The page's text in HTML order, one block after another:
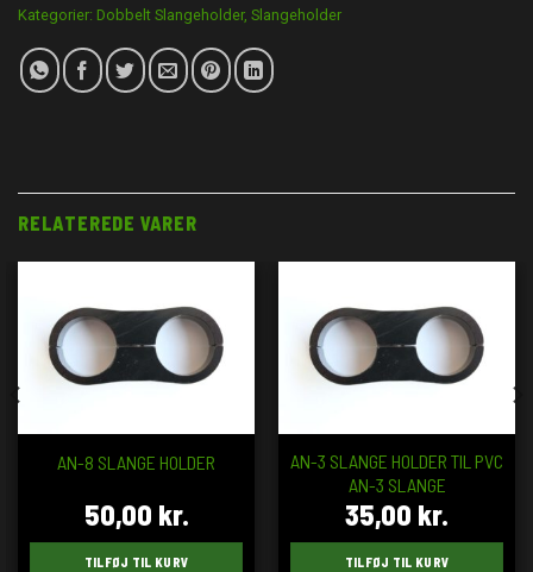
Kategorier: Dobbelt Slangeholder, Slangeholder
RELATEREDE VARER
AN-8 SLANGE HOLDER
50,00 kr.
TILFØJ TIL KURV
AN-3 SLANGE HOLDER TIL PVC
AN-3 SLANGE
35,00 kr.
TILFØJ TIL KURV